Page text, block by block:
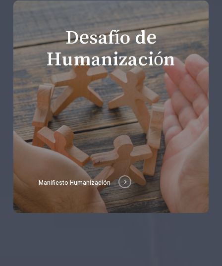
Desafío de
Humanización
Manifiesto Humanización